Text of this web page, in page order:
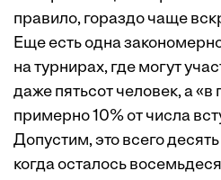
правило, гораздо чаще
Еще есть одна
на турнирах, где могут
даже пятьсот человек, а
примерно 10% от числа
Допустим, это всего
когда осталось